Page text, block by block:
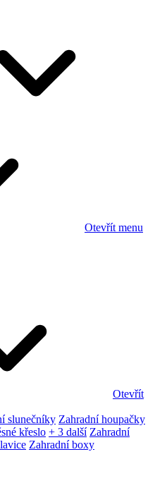
Otevřít menu
Otevřít
slunečníky Zahradní houpačky
křeslo + 3 další Zahradní
Zahradní boxy